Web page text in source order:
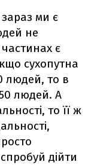
ми є
не
є
сухопутна
людей, то в
людей. А
то її ж
дійти